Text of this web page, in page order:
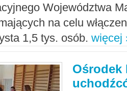
Województwa
na celu
1,5 tys. osób. więcej
Ośrodek